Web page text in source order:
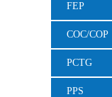
FEP
COC/COP
PCTG
PPS